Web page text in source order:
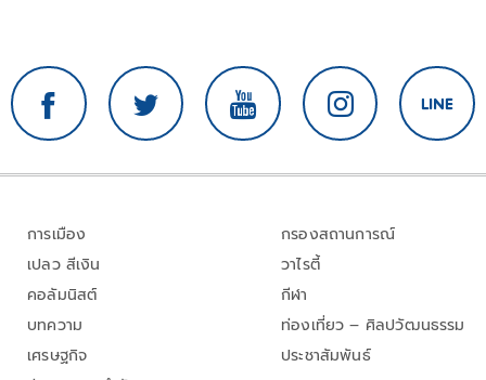
การเมือง
เปลว สีเงิน
คอลัมนิสต์
บทความ
เศรษฐกิจ
กรองสถานการณ์
วาไรตี้
กีฬา
ท่องเที่ยว – ศิลปวัฒนธรรม
ประชาสัมพันธ์